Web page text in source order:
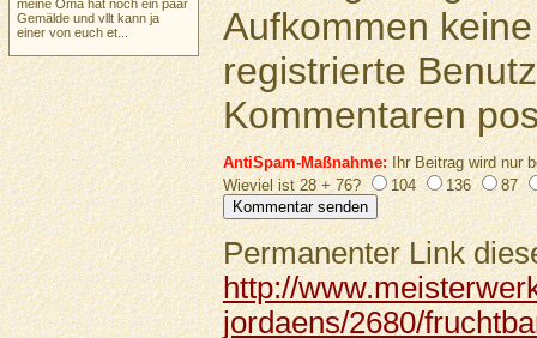
Aufkommen
registrierte
Kommentaren
AntiSpam-Maßnahme:Ihr Beitrag wird nur
Wieviel ist 28 + 76?
104 136 87
Permanenter Link
http://
jordaens/2680/
meine Oma hat noch ein paar
Gemälde und vllt kann ja
einer von euch et...